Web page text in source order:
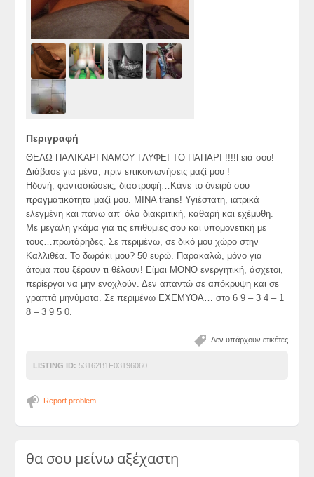
Περιγραφή
ΘΕΛΩ ΠΑΛΙΚΑΡΙ ΝΑΜΟΥ ΓΛΥΦΕΙ ΤΟ ΠΑΠΑΡΙ !!!!Γειά σου!
Διάβασε για μένα, πριν επικοινωνήσεις μαζί μου !
Ηδονή, φαντασιώσεις, διαστροφή…Κάνε το όνειρό σου
πραγματικότητα μαζί μου. ΜΙΝΑ trans! Υγιέστατη, ιατρικά
ελεγμένη και πάνω απ’ όλα διακριτική, καθαρή και εχέμυθη.
Με μεγάλη γκάμα για τις επιθυμίες σου και υπομονετική με
τους…πρωτάρηδες. Σε περιμένω, σε δικό μου χώρο στην
Καλλιθέα. Το δωράκι μου? 50 ευρώ. Παρακαλώ, μόνο για
άτομα που ξέρουν τι θέλουν! Είμαι ΜΟΝΟ ενεργητική, άσχετοι,
περίεργοι να μην ενοχλούν. Δεν απαντώ σε απόκρυψη και σε
γραπτά μηνύματα. Σε περιμένω ΕΧΕΜΥΘΑ… στο 6 9 – 3 4 – 1
8 – 3 9 5 0.
Δεν υπάρχουν ετικέτες
LISTING ID: 53162B1F03196060
Report problem
θα σου μείνω αξέχαστη